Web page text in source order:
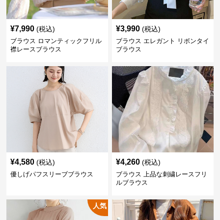
¥7,990 (税込)
ブラウス ロマンティックフリル
襟レースブラウス
¥3,990 (税込)
ブラウス エレガント リボンタイ
ブラウス
¥4,580 (税込)
優しげパフスリーブブラウス
¥4,260 (税込)
ブラウス 上品な刺繍レースフリ
ルブラウス
人気